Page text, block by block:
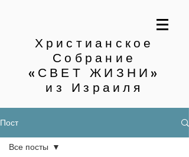
Христианское
Собрание
«СВЕТ ЖИЗНИ»
из Израиля
Пост
Все посты